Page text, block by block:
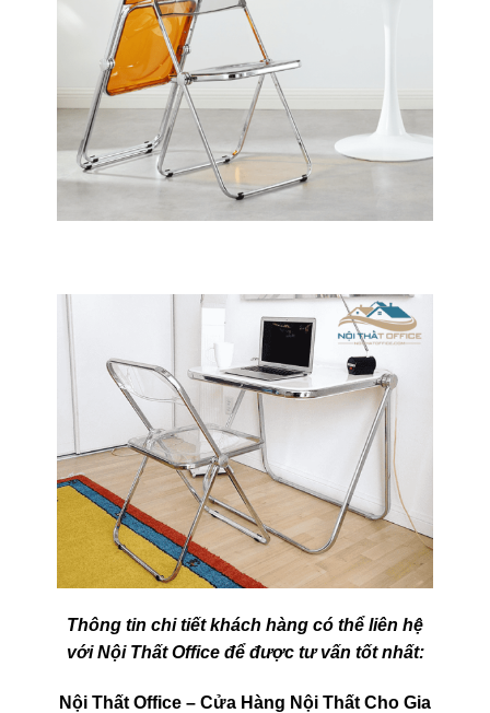
Thông tin chi tiết khách hàng có thể liên hệ
với Nội Thất Office để được tư vấn tốt nhất:
Nội Thất Office – Cửa Hàng Nội Thất Cho Gia